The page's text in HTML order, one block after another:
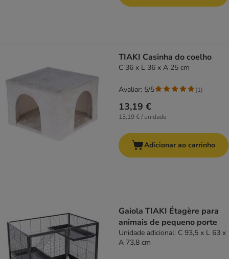
TIAKI Casinha do coelho
C 36 x L 36 x A 25 cm
13,19 €
13,19 € / unidade
Avaliar: 5/5 (1)
Adicionar ao carrinho
Gaiola TIAKI Étagère para
animais de pequeno porte
Unidade adicional: C 93,5 x L 63 x
A 73,8 cm